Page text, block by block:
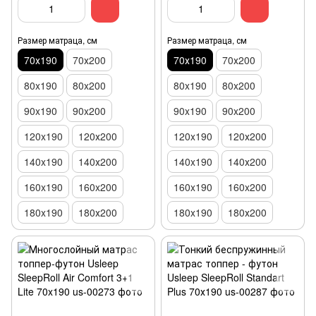
Размер матраца, см
70х190
70х200
80x190
80x200
90x190
90x200
120x190
120х200
140x190
140х200
160x190
160x200
180x190
180х200
Размер матраца, см
70х190
70х200
80x190
80x200
90x190
90x200
120x190
120х200
140x190
140х200
160x190
160x200
180x190
180х200